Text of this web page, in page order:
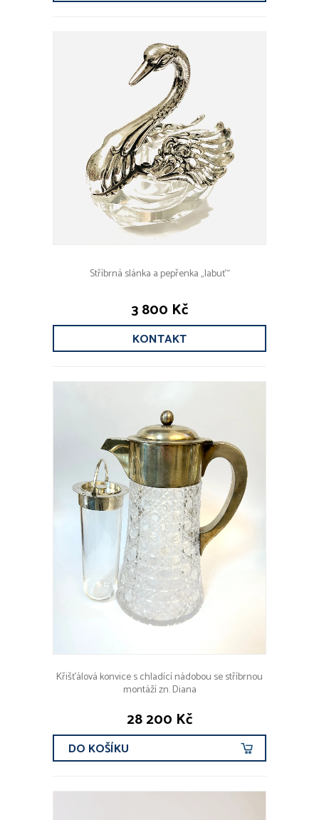
Stříbrná slánka a pepřenka „labuť“
3 800 Kč
KONTAKT
Křišťálová konvice s chladící nádobou se stříbrnou
montáží zn. Diana
28 200 Kč
DO KOŠÍKU